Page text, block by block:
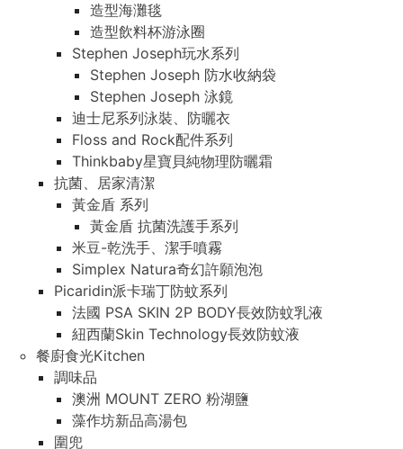
造型海灘毯
造型飲料杯游泳圈
Stephen Joseph玩水系列
Stephen Joseph 防水收納袋
Stephen Joseph 泳鏡
迪士尼系列泳裝、防曬衣
Floss and Rock配件系列
Thinkbaby星寶貝純物理防曬霜
抗菌、居家清潔
黃金盾 系列
黃金盾 抗菌洗護手系列
米豆-乾洗手、潔手噴霧
Simplex Natura奇幻許願泡泡
Picaridin派卡瑞丁防蚊系列
法國 PSA SKIN 2P BODY長效防蚊乳液
紐西蘭Skin Technology長效防蚊液
餐廚食光Kitchen
調味品
澳洲 MOUNT ZERO 粉湖鹽
藻作坊新品高湯包
圍兜